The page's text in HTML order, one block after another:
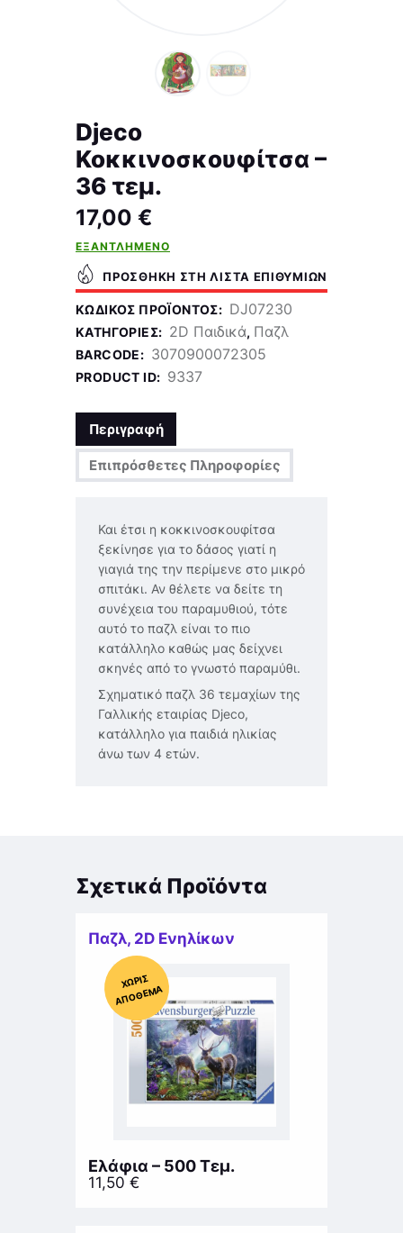
Djeco
Κοκκινοσκουφίτσα –
36 τεμ.
17,00 €
ΕΞΑΝΤΛΗΜΈΝΟ
ΠΡΟΣΘΉΚΗ ΣΤΗ ΛΊΣΤΑ ΕΠΙΘΥΜΙΏΝ
ΚΩΔΙΚΌΣ ΠΡΟΪΌΝΤΟΣ: DJ07230
ΚΑΤΗΓΟΡΊΕΣ: 2D Παιδικά, Παζλ
BARCODE: 3070900072305
PRODUCT ID: 9337
Περιγραφή
Επιπρόσθετες Πληροφορίες
Και έτσι η κοκκινοσκουφίτσα
ξεκίνησε για το δάσος γιατί η
γιαγιά της την περίμενε στο μικρό
σπιτάκι. Αν θέλετε να δείτε τη
συνέχεια του παραμυθιού, τότε
αυτό το παζλ είναι το πιο
κατάλληλο καθώς μας δείχνει
σκηνές από το γνωστό παραμύθι.
Σχηματικό παζλ 36 τεμαχίων της
Γαλλικής εταιρίας Djeco,
κατάλληλο για παιδιά ηλικίας
άνω των 4 ετών.
Σχετικά Προϊόντα
Παζλ, 2D Ενηλίκων
Χ
ΩΡΊΣ
Α
Π
Ό
ΘΕ
ΜΑ
Ελάφια – 500 Τεμ.
11,50 €